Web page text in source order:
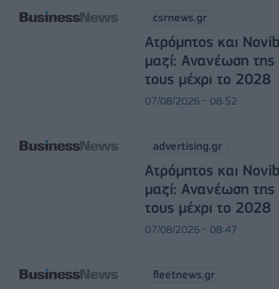
csrnews.gr
Ατρόμητος και
μαζί: Ανανέωση της
τους μέχρι το 2028
07/08/2026 - 08:52
advertising.gr
Ατρόμητος και
μαζί: Ανανέωση της
τους μέχρι το 2028
07/08/2026 - 08:47
fleetnews.gr